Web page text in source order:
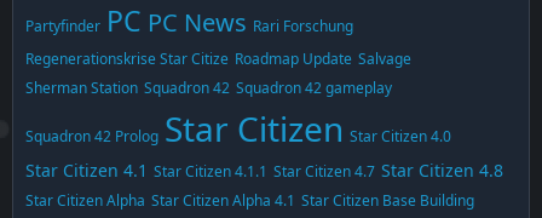
Partyfinder PC PC News Rari Forschung
Regenerationskrise Star Citize Roadmap Update Salvage
Sherman Station Squadron 42 Squadron 42 gameplay
Squadron 42 Prolog Star Citizen Star Citizen 4.0
Star Citizen 4.1 Star Citizen 4.1.1 Star Citizen 4.7 Star Citizen 4.8
Star Citizen Alpha Star Citizen Alpha 4.1 Star Citizen Base Building